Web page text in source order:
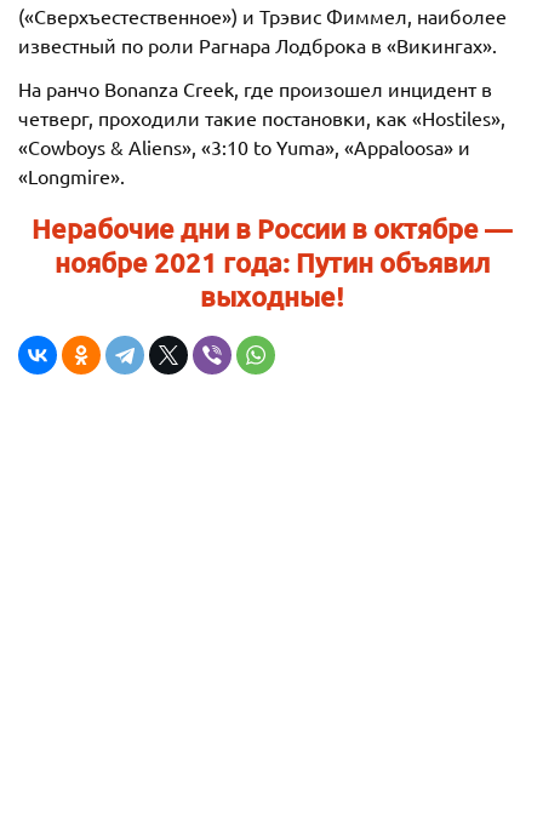
(«Сверхъестественное») и Трэвис Фиммел, наиболее
известный по роли Рагнара Лодброка в «Викингах».
На ранчо Bonanza Creek, где произошел инцидент в
четверг, проходили такие постановки, как «Hostiles»,
«Cowboys & Aliens», «3:10 to Yuma», «Appaloosa» и
«Longmire».
Нерабочие дни в России в октябре —
ноябре 2021 года: Путин объявил
выходные!